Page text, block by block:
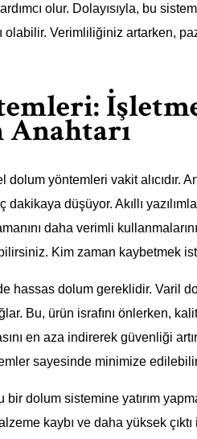
olur. Dolayısıyla, bu
olabilir. Verimliliğiniz artarken,
dolum yöntemleri vakit alıcıdır.
düşüyor. Akıllı
daha verimli
Kim zaman kaybetmek
hassas dolum gereklidir. Varil
Bu, ürün israfını önlerken,
en aza indirerek güvenliği
sayesinde minimize
bir dolum sistemine yatırım
kaybı ve daha yüksek çıktı